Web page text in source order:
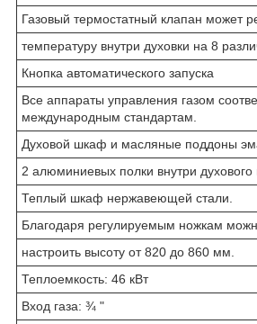
Газовый термостатный клапан может
температуру внутри духовки на 8
Кнопка автоматического запуска
Все аппараты управления газом
международным стандартам.
Духовой шкаф и масляные поддоны
2 алюминиевых полки внутри духового
Теплый шкаф нержавеющей стали.
Благодаря регулируемым ножкам
настроить высоту от 820 до 860 мм.
Теплоемкость: 46 кВт
Вход газа: ¾ "